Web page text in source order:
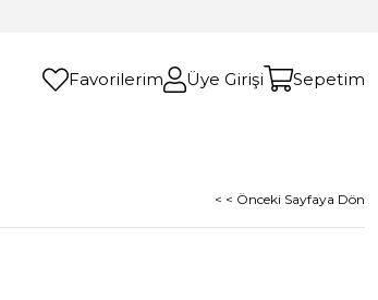
Favorilerim Üye Girişi Sepetim
< < Önceki Sayfaya Dön